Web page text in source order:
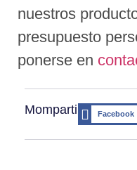
nuestros
presupuesto
ponerse en
Mompartir: Facebook